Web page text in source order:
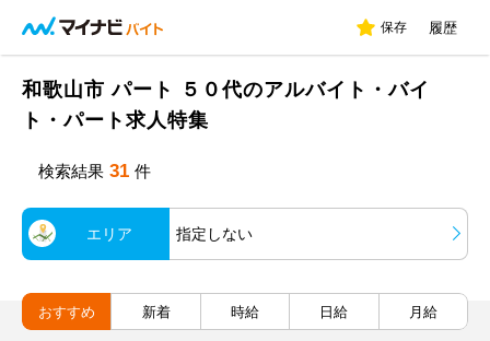
保存 履歴
和歌山市 パート ５０代のアルバイト・バイ
ト・パート求人特集
検索結果 31 件
エリア 指定しない
おすすめ 新着 時給 日給 月給